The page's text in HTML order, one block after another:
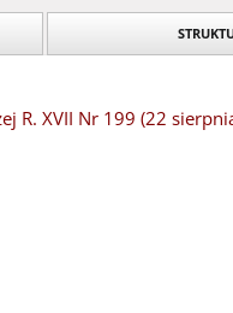
R. XVII Nr 199 (22